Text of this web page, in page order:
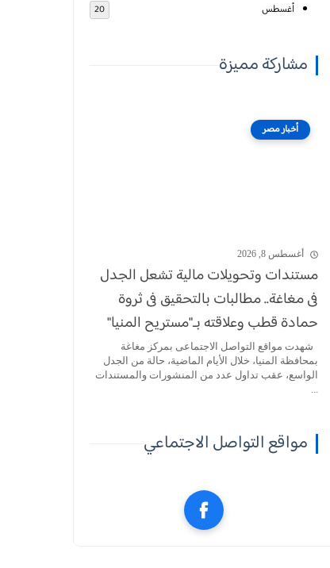
أغسطس 20
مشاركة مميزة
أخبار مصر
أغسطس 8, 2026
مستندات وتحويلات مالية تشعل الجدل
فى مغاغة.. مطالبات بالتحقيق فى ثروة
حمادة قطب وعلاقته بـ"مستريح المنيا"
شهدت مواقع التواصل الاجتماعى بمركز مغاغة
بمحافظة المنيا، خلال الأيام الماضية، حالة من الجدل
الواسع، عقب تداول عدد من المنشورات والمستندات
...
مواقع التواصل الاجتماعي